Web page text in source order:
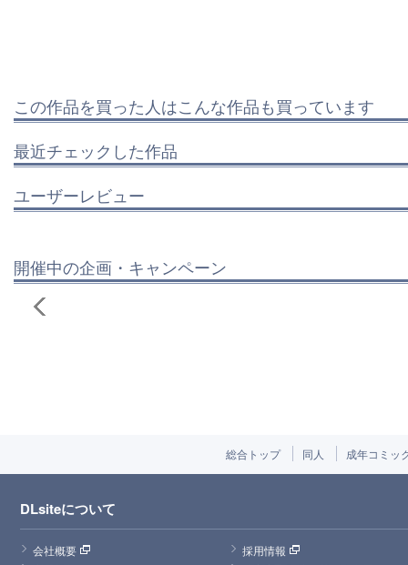
この作品を買った人はこんな作品も買っています
最近チェックした作品
ユーザーレビュー
開催中の企画・キャンペーン
総合トップ 同人 成年コミッ
DLsiteについて
会社概要
採用情報